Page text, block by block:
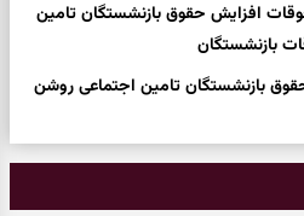
افزایش حقوق بازنشستگان تامین
بازنشستگان
بازنشستگان تامین اجتماعی روشن